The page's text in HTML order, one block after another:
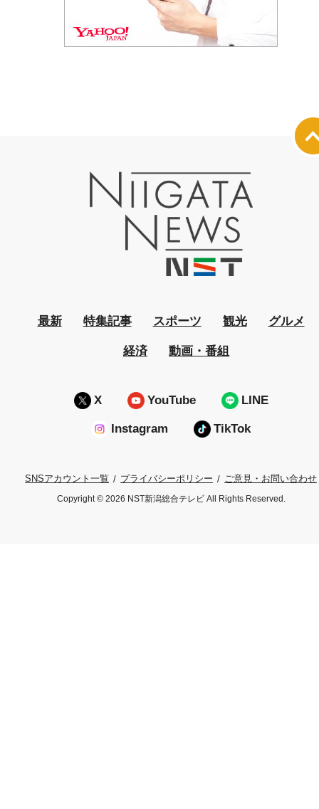
最新 特集記事 スポーツ 観光 グルメ
経済 動画・番組
X YouTube LINE
Instagram TikTok
SNSアカウント一覧 プライバシーポリシー ご意見・お問い合わせ
Copyright © 2026 NST新潟総合テレビ All Rights Reserved.